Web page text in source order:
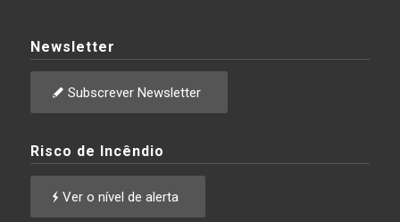
Newsletter
Subscrever Newsletter
Risco de Incêndio
Ver o nível de alerta